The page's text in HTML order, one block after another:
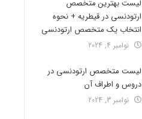
لیست بهترین متخصص
ارتودنسی در قیطریه + نحوه
انتخاب یک متخصص ارتودنسی
نوامبر 4, 2024
لیست متخصص ارتودنسی در
دروس و اطراف آن
نوامبر 3, 2024